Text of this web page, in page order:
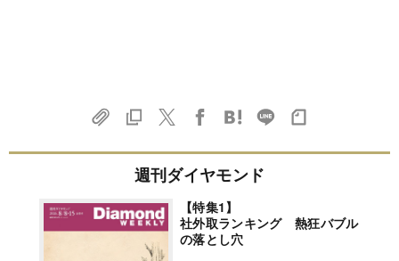
週刊ダイヤモンド
【特集1】
社外取ランキング 熱狂バブル
の落とし穴